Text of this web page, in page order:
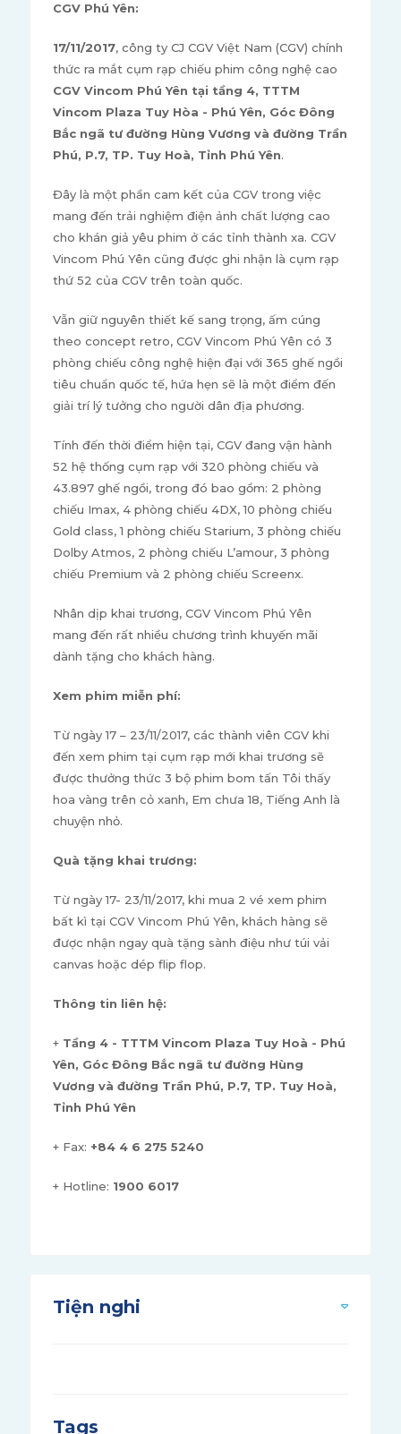
CGV Phú Yên:
17/11/2017, công ty CJ CGV Việt Nam (CGV) chính
thức ra mắt cụm rạp chiếu phim công nghệ cao
CGV Vincom Phú Yên tại tầng 4, TTTM
Vincom Plaza Tuy Hòa - Phú Yên, Góc Đông
Bắc ngã tư đường Hùng Vương và đường Trần
Phú, P.7, TP. Tuy Hoà, Tỉnh Phú Yên.
Đây là một phần cam kết của CGV trong việc
mang đến trải nghiệm điện ảnh chất lượng cao
cho khán giả yêu phim ở các tỉnh thành xa. CGV
Vincom Phú Yên cũng được ghi nhận là cụm rạp
thứ 52 của CGV trên toàn quốc.
Vẫn giữ nguyên thiết kế sang trọng, ấm cúng
theo concept retro, CGV Vincom Phú Yên có 3
phòng chiếu công nghệ hiện đại với 365 ghế ngồi
tiêu chuẩn quốc tế, hứa hẹn sẽ là một điểm đến
giải trí lý tưởng cho người dân địa phương.
Tính đến thời điểm hiện tại, CGV đang vận hành
52 hệ thống cụm rạp với 320 phòng chiếu và
43.897 ghế ngồi, trong đó bao gồm: 2 phòng
chiếu Imax, 4 phòng chiếu 4DX, 10 phòng chiếu
Gold class, 1 phòng chiếu Starium, 3 phòng chiếu
Dolby Atmos, 2 phòng chiếu L’amour, 3 phòng
chiếu Premium và 2 phòng chiếu Screenx.
Nhân dịp khai trương, CGV Vincom Phú Yên
mang đến rất nhiều chương trình khuyến mãi
dành tặng cho khách hàng.
Xem phim miễn phí:
Từ ngày 17 – 23/11/2017, các thành viên CGV khi
đến xem phim tại cụm rạp mới khai trương sẽ
được thưởng thức 3 bộ phim bom tấn Tôi thấy
hoa vàng trên cỏ xanh, Em chưa 18, Tiếng Anh là
chuyện nhỏ.
Quà tặng khai trương:
Từ ngày 17- 23/11/2017, khi mua 2 vé xem phim
bất kì tại CGV Vincom Phú Yên, khách hàng sẽ
được nhận ngay quà tặng sành điệu như túi vải
canvas hoặc dép flip flop.
Thông tin liên hệ:
+ Tầng 4 - TTTM Vincom Plaza Tuy Hoà - Phú
Yên, Góc Đông Bắc ngã tư đường Hùng
Vương và đường Trần Phú, P.7, TP. Tuy Hoà,
Tỉnh Phú Yên
+ Fax: +84 4 6 275 5240
+ Hotline: 1900 6017
Tiện nghi
Tags